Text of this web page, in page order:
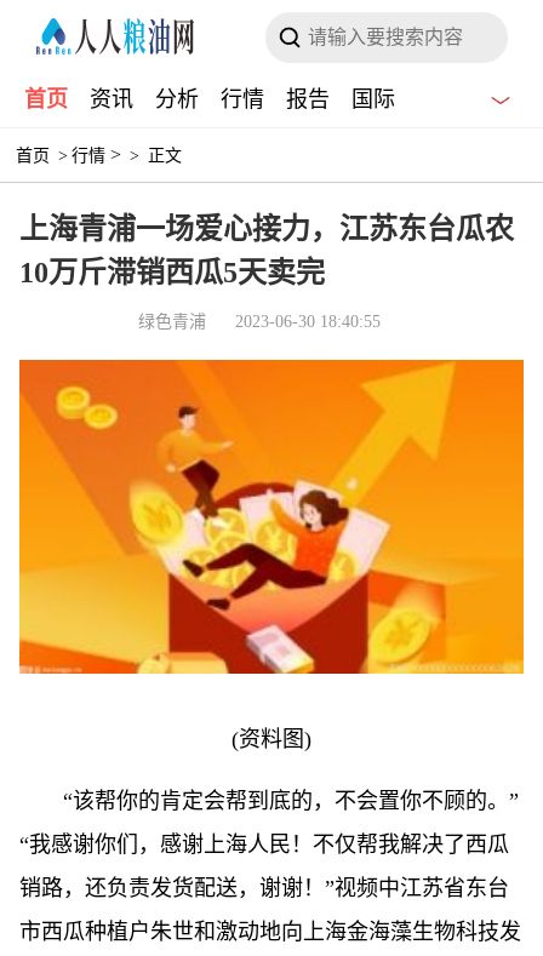
首页 资讯 分析 行情 报告 国际
首页 > 行情 > > 正文
上海青浦一场爱心接力，江苏东台瓜农
10万斤滞销西瓜5天卖完
绿色青浦 2023-06-30 18:40:55
(资料图)
“该帮你的肯定会帮到底的，不会置你不顾的。”
“我感谢你们，感谢上海人民！不仅帮我解决了西瓜
销路，还负责发货配送，谢谢！”视频中江苏省东台
市西瓜种植户朱世和激动地向上海金海藻生物科技发